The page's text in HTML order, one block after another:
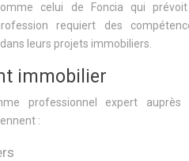
celui de Foncia qui prévoit
requiert des
leurs projets immobiliers.
immobilier
professionnel expert
: